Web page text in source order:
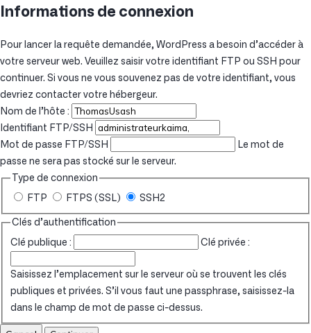
Informations de connexion
Pour lancer la requête demandée, WordPress a besoin d’accéder à
votre serveur web. Veuillez saisir votre identifiant FTP ou SSH pour
continuer. Si vous ne vous souvenez pas de votre identifiant, vous
devriez contacter votre hébergeur.
Nom de l’hôte :
Identifiant FTP/SSH
Mot de passe FTP/SSH
Le mot de
passe ne sera pas stocké sur le serveur.
Type de connexion
FTP FTPS (SSL) SSH2
Clés d’authentification
Clé publique : Clé privée :
Saisissez l’emplacement sur le serveur où se trouvent les clés
publiques et privées. S’il vous faut une passphrase, saisissez-la
dans le champ de mot de passe ci-dessus.